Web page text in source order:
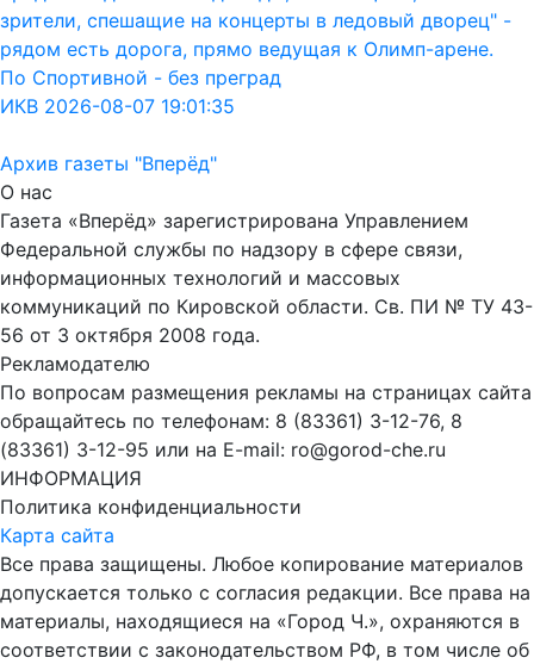
зрители, спешащие на концерты в ледовый дворец" -
рядом есть дорога, прямо ведущая к Олимп-арене.
По Спортивной - без преград
ИКВ 2026-08-07 19:01:35
Архив газеты "Вперёд"
О нас
Газета «Вперёд» зарегистрирована Управлением
Федеральной службы по надзору в сфере связи,
информационных технологий и массовых
коммуникаций по Кировской области. Св. ПИ № ТУ 43-
56 от 3 октября 2008 года.
Рекламодателю
По вопросам размещения рекламы на страницах сайта
обращайтесь по телефонам: 8 (83361) 3-12-76, 8
(83361) 3-12-95 или на E-mail: ro@gorod-che.ru
ИНФОРМАЦИЯ
Политика конфиденциальности
Карта сайта
Все права защищены. Любое копирование материалов
допускается только с согласия редакции. Все права на
материалы, находящиеся на «Город Ч.», охраняются в
соответствии с законодательством РФ, в том числе об